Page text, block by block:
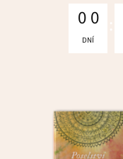
0 0
DNÍ